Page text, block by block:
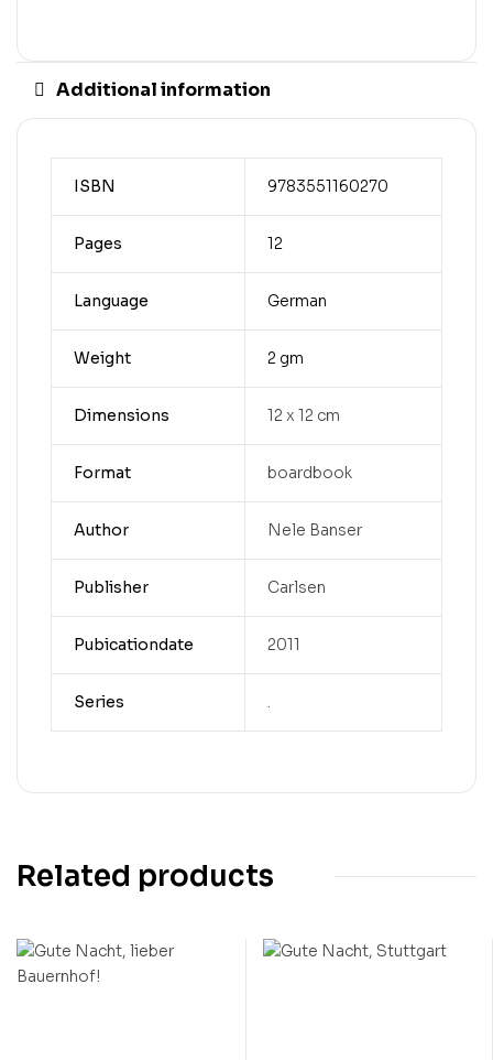
Additional information
ISBN 9783551160270
Pages 12
Language German
Weight 2 gm
Dimensions 12 x 12 cm
Format boardbook
Author Nele Banser
Publisher Carlsen
Pubicationdate 2011
Series .
Related products